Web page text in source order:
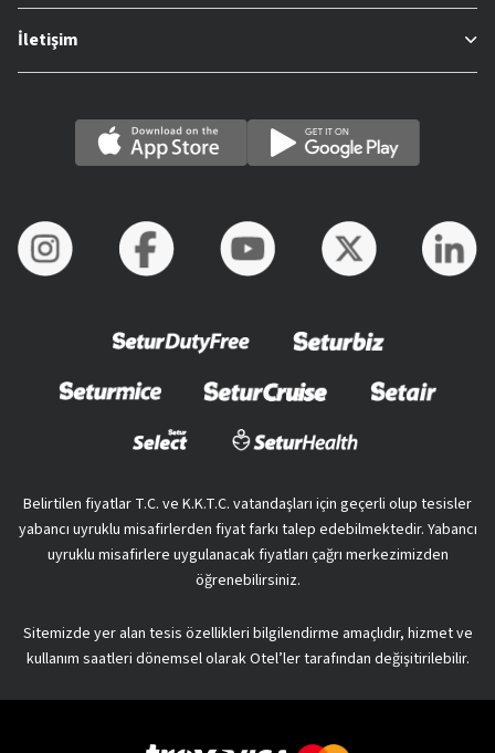
İletişim
Belirtilen fiyatlar T.C. ve K.K.T.C. vatandaşları için geçerli olup tesisler
yabancı uyruklu misafirlerden fiyat farkı talep edebilmektedir. Yabancı
uyruklu misafirlere uygulanacak fiyatları çağrı merkezimizden
öğrenebilirsiniz.
Sitemizde yer alan tesis özellikleri bilgilendirme amaçlıdır, hizmet ve
kullanım saatleri dönemsel olarak Otel’ler tarafından değişitirilebilir.